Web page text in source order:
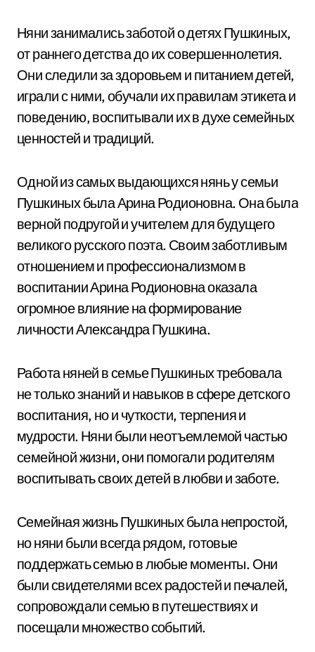
Няни занимались заботой о детях Пушкиных,
от раннего детства до их совершеннолетия.
Они следили за здоровьем и питанием детей,
играли с ними, обучали их правилам этикета и
поведению, воспитывали их в духе семейных
ценностей и традиций.
Одной из самых выдающихся нянь у семьи
Пушкиных была Арина Родионовна. Она была
верной подругой и учителем для будущего
великого русского поэта. Своим заботливым
отношением и профессионализмом в
воспитании Арина Родионовна оказала
огромное влияние на формирование
личности Александра Пушкина.
Работа няней в семье Пушкиных требовала
не только знаний и навыков в сфере детского
воспитания, но и чуткости, терпения и
мудрости. Няни были неотъемлемой частью
семейной жизни, они помогали родителям
воспитывать своих детей в любви и заботе.
Семейная жизнь Пушкиных была непростой,
но няни были всегда рядом, готовые
поддержать семью в любые моменты. Они
были свидетелями всех радостей и печалей,
сопровождали семью в путешествиях и
посещали множество событий.